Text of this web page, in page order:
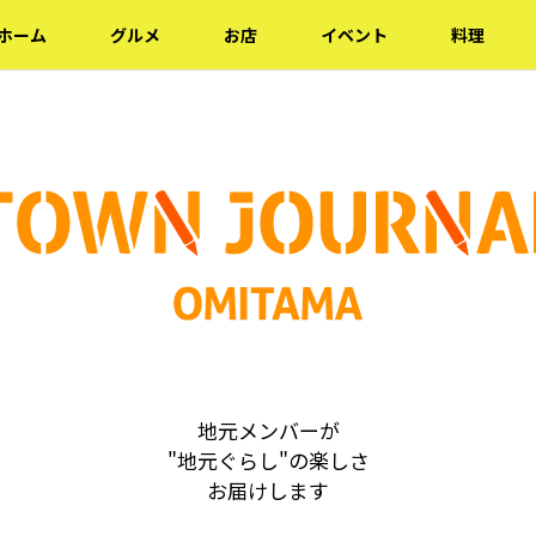
ーム グルメ お店 イベント 料理
地元メンバーが
"地元ぐらし"の楽しさ
お届けします